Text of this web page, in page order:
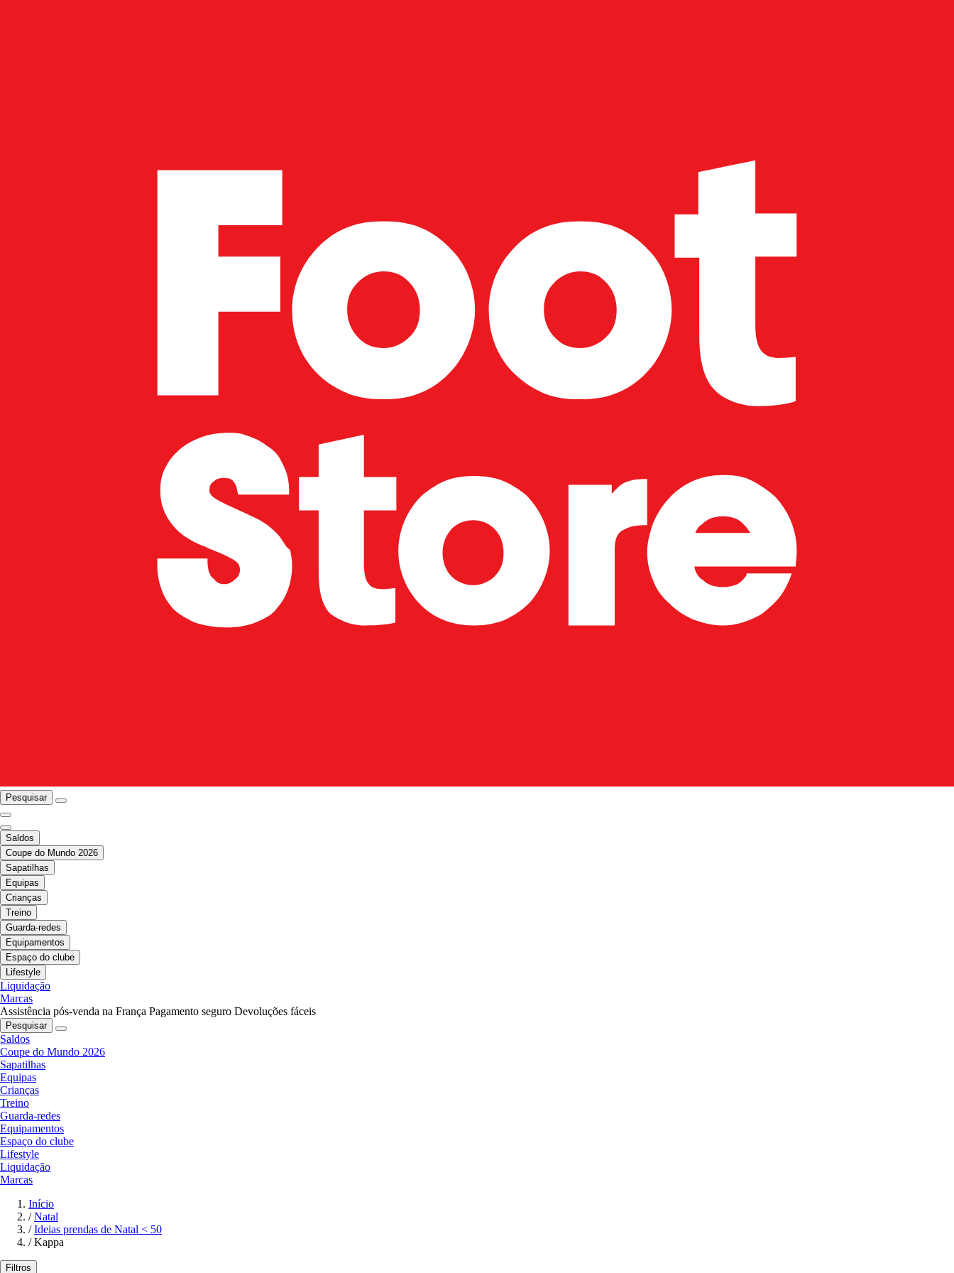
Pesquisar
Saldos
Coupe do Mundo 2026
Sapatilhas
Equipas
Crianças
Treino
Guarda-redes
Equipamentos
Espaço do clube
Lifestyle
Liquidação
Marcas
Assistência pós-venda na França Pagamento seguro Devoluções fáceis
Pesquisar
Saldos
Coupe do Mundo 2026
Sapatilhas
Equipas
Crianças
Treino
Guarda-redes
Equipamentos
Espaço do clube
Lifestyle
Liquidação
Marcas
Início
/ Natal
/ Ideias prendas de Natal < 50
/ Kappa
Filtros